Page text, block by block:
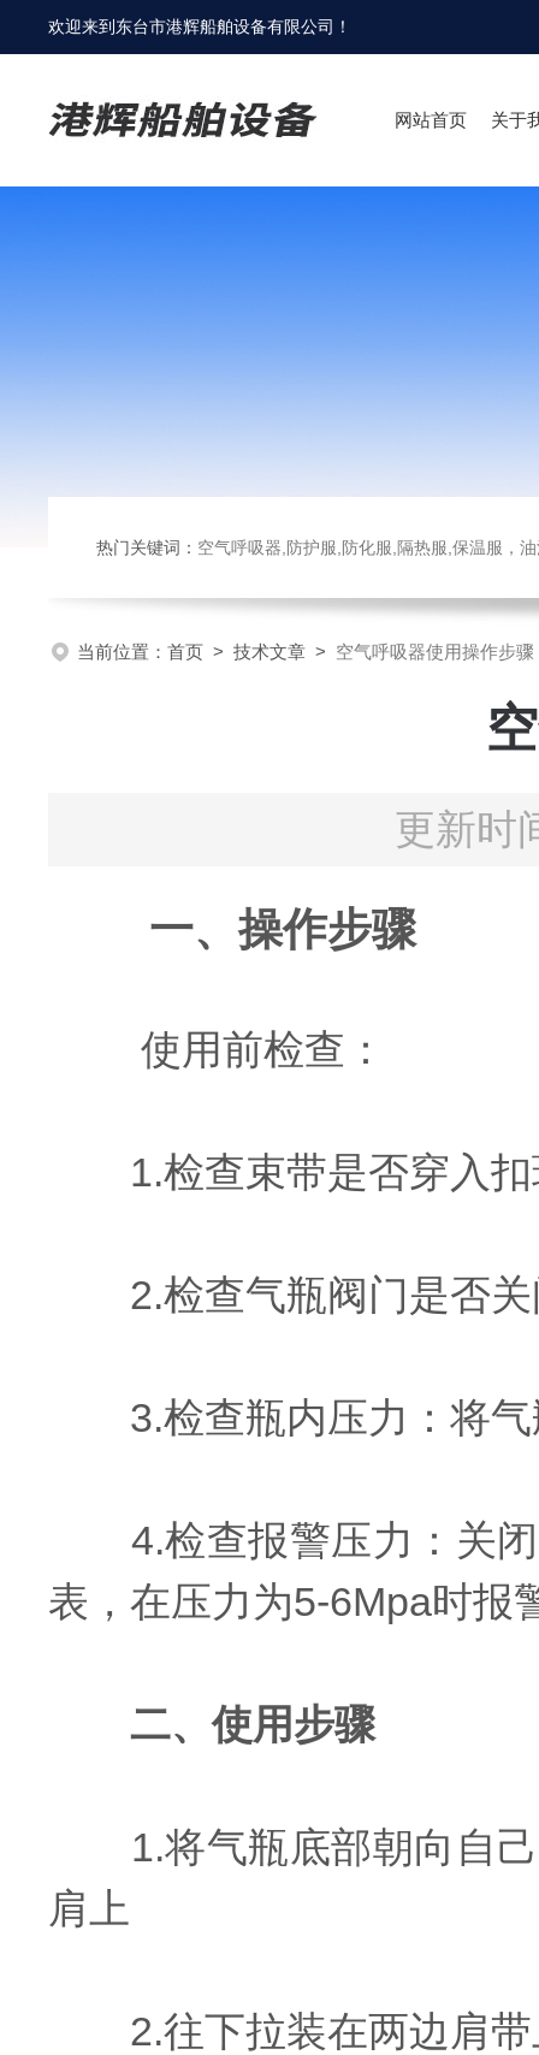
欢迎来到 东台市港辉船舶设备有限公司 ！
网站首页 关于
热门关键词： 空气呼吸器,防护服,防化服,隔热服,保温服，
当前位置： 首页 > 技术文章 > 空气呼吸器使用操作步骤
更新时
一、操作步骤
使用前检查：
1.检查束带是否穿入
2.检查气瓶阀门是否关
3.检查瓶内压力：将气
4.检查报警压力：关闭
表，在压力为5-6Mpa时报
二、使用步骤
1.将气瓶底部朝向自己
肩上
2.往下拉装在两边肩带